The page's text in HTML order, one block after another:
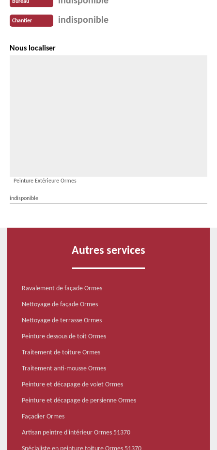
Bureau
Chantier indisponible
Nous localiser
Peinture Extérieure Ormes
indisponible
Autres services
Ravalement de façade Ormes
Nettoyage de façade Ormes
Nettoyage de terrasse Ormes
Peinture dessous de toit Ormes
Traitement de toiture Ormes
Traitement anti-mousse Ormes
Peinture et décapage de volet Ormes
Peinture et décapage de persienne Ormes
Façadier Ormes
Artisan peintre d'intérieur Ormes 51370